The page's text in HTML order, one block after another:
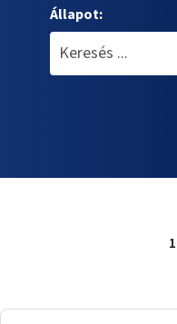
Állapot:
1